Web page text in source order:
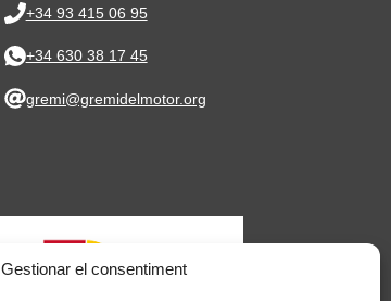
Gestionar el consentiment
+34 93 415 06 95
+34 630 38 17 45
gremi@gremidelmotor.org